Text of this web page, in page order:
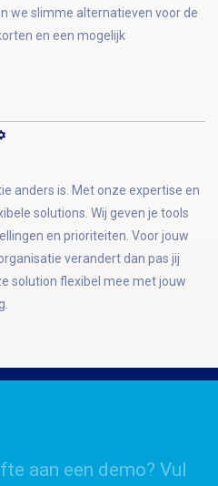
we slimme alternatieven voor de
en een mogelijk
anders is. Met onze expertise en
solutions. Wij geven je tools
en prioriteiten. Voor jouw
verandert dan pas jij
solution flexibel mee met jouw
aan een demo? Vul